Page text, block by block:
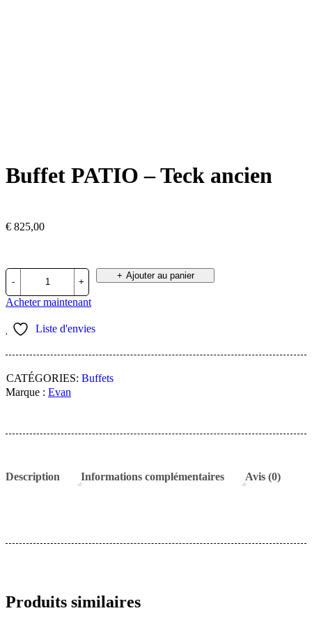
Buffet PATIO – Teck ancien
€ 825,00
quantité
de
Buffet
Teck
Ajouter au panier
Acheter maintenant
Liste d'envies
CATÉGORIES: Buffets
Marque : Evan
Description Informations complémentaires Avis (0)
Produits similaires